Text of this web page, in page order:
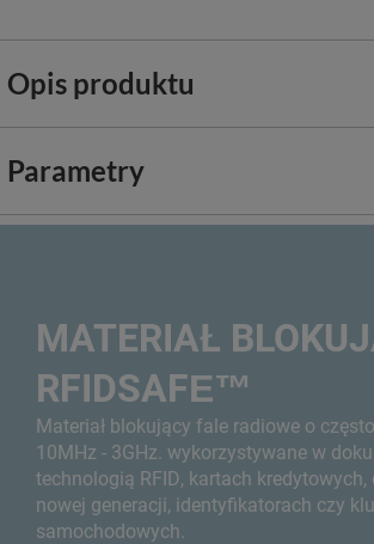
Opis produktu
Parametry
MATERIAŁ
RFIDSAFE™
Materiał blokujący fale radiowe o
10MHz - 3GHz. wykorzystywane w
technologią RFID, kartach
nowej generacji, identyfikatorach czy
samochodowych.